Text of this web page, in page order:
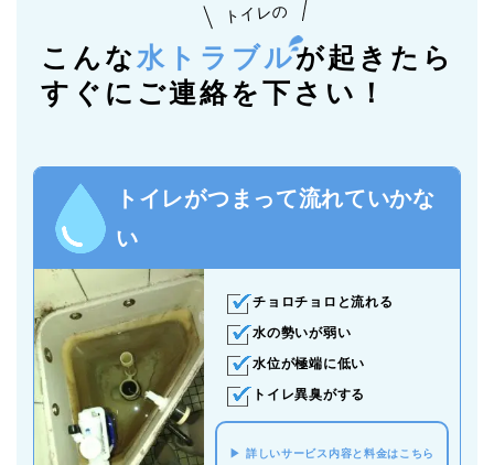
トイレの
こんな水トラブルが起きたら
すぐにご連絡を下さい！
トイレがつまって流れていかな
い
チョロチョロと流れる
水の勢いが弱い
水位が極端に低い
トイレ異臭がする
詳しいサービス内容と料金はこちら